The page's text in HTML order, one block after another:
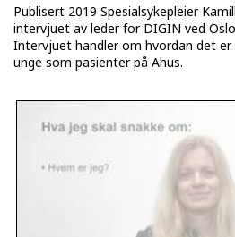
Publisert 2019 Spesialsykepleier
intervjuet av leder for DIGIN ved
Intervjuet handler om hvordan det
unge som pasienter på Ahus.